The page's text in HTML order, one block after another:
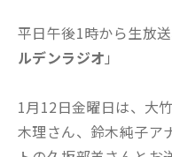
平日午後1時から生放
ルデンラジオ 」
1月12日金曜日は、大
木理さん、鈴木純子ア